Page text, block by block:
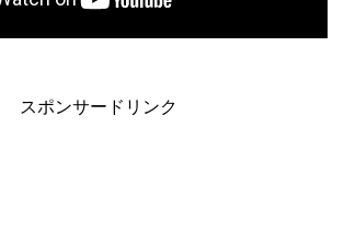
スポンサードリンク